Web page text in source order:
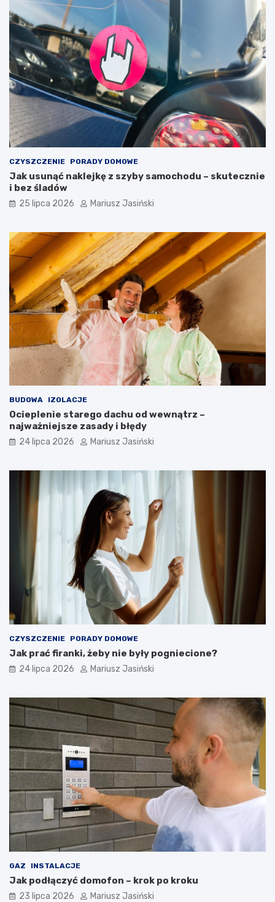
CZYSZCZENIE PORADY DOMOWE
Jak usunąć naklejkę z szyby samochodu – skutecznie
i bez śladów
25 lipca 2026 Mariusz Jasiński
BUDOWA IZOLACJE
Ocieplenie starego dachu od wewnątrz –
najważniejsze zasady i błędy
24 lipca 2026 Mariusz Jasiński
CZYSZCZENIE PORADY DOMOWE
Jak prać firanki, żeby nie były pogniecione?
24 lipca 2026 Mariusz Jasiński
GAZ INSTALACJE
Jak podłączyć domofon – krok po kroku
23 lipca 2026 Mariusz Jasiński